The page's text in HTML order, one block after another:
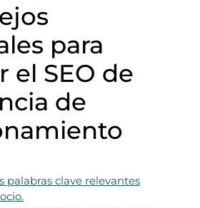
para
el SEO de
de
palabras clave relevantes